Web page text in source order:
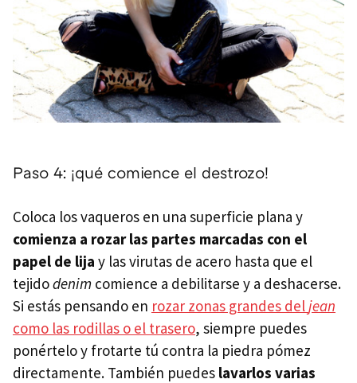
Paso 4: ¡qué comience el destrozo!
Coloca los vaqueros en una superficie plana y
comienza a rozar las partes marcadas con el
papel de lija y las virutas de acero hasta que el
tejidodenim comience a debilitarse y a deshacerse.
Si estás pensando en rozar zonas grandes deljean
como las rodillas o el trasero, siempre puedes
ponértelo y frotarte tú contra la piedra pómez
directamente. También puedes lavarlos varias